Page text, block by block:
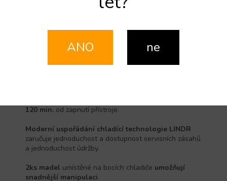
snadné připojení
Zařízení je vybaveno čerpadlems výtlakem 6m, díky
kterému může být chladič umístěn ve sklepě a přesto
dochlazován až k výčepnímu kohoutu.
120 min. od zapnutí přístroje.
Moderní uspořádání chladící technologie LINDR
zaručuje jednoduchost a dostupnost servisních zásahů
a jednoduchost údržby.
2ks madel umístěné na bocích chladiče umožňují
snadnější manipulaci.
ANO ne